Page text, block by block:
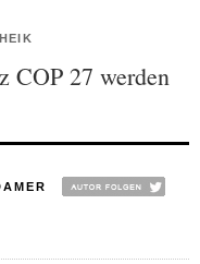
COP 27 werden